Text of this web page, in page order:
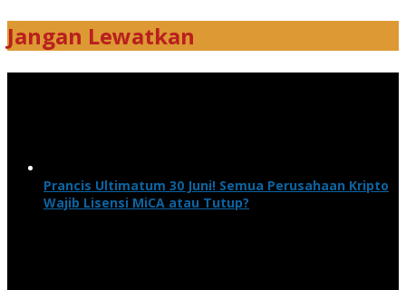
Jangan Lewatkan
Prancis Ultimatum 30 Juni! Semua Perusahaan Kripto
Wajib Lisensi MiCA atau Tutup?